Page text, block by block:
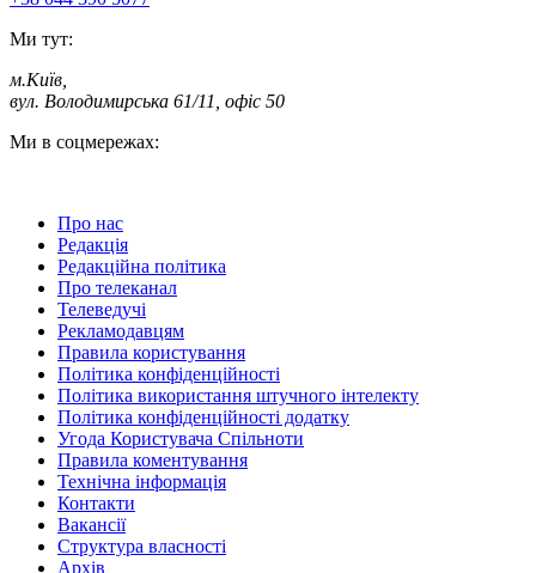
Ми тут:
м.Київ
вул. Володимирська 61/11, офіс 50
Ми в соцмережах:
Про нас
Редакція
Редакційна політика
Про телеканал
Телеведучі
Рекламодавцям
Правила користування
Політика конфіденційності
Політика використання штучного інтелекту
Політика конфіденційності додатку
Угода Користувача Спільноти
Правила коментування
Технічна інформація
Контакти
Вакансії
Структура власності
Архів